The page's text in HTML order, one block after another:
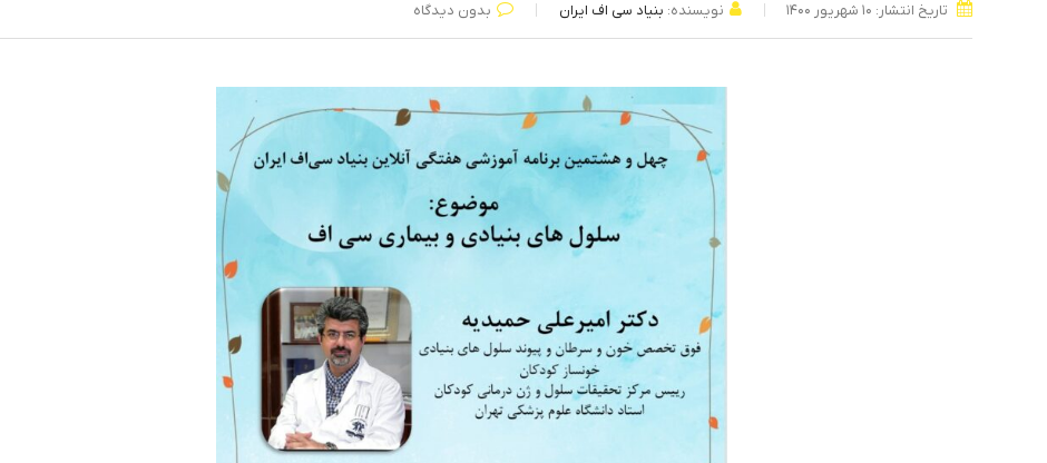
تاریخ انتشار: ۱۰ شهریور ۱۴۰۰ نویسنده: بنیاد سی اف ایران بدون دیدگاه